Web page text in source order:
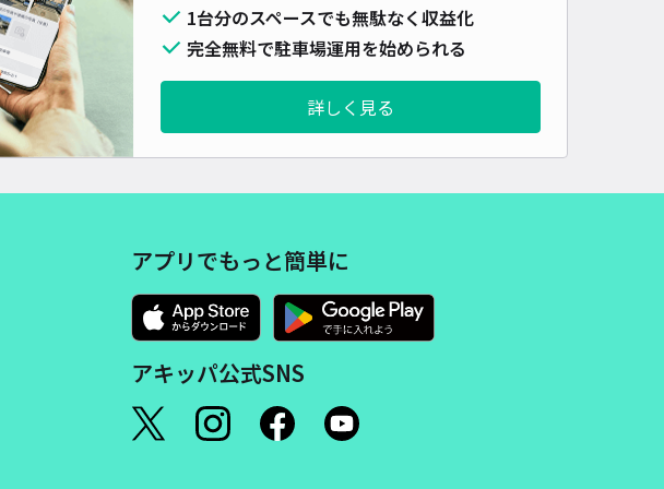
1台分のスペースでも無駄なく収益化
完全無料で駐車場運用を始められる
詳しく見る
アプリでもっと簡単に
アキッパ公式SNS